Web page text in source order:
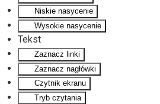
Niskie nasycenie
Wysokie nasycenie
Tekst
Zaznacz linki
Zaznacz nagłówki
Czytnik ekranu
Tryb czytania